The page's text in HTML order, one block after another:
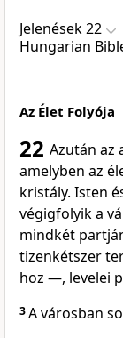
Jelenések 22
Hungarian
Az Élet Folyója
22 Azután az
amelyben az
kristály. Isten
végigfolyik a
mindkét
tizenkétszer
hoz —, levelei
3A városban